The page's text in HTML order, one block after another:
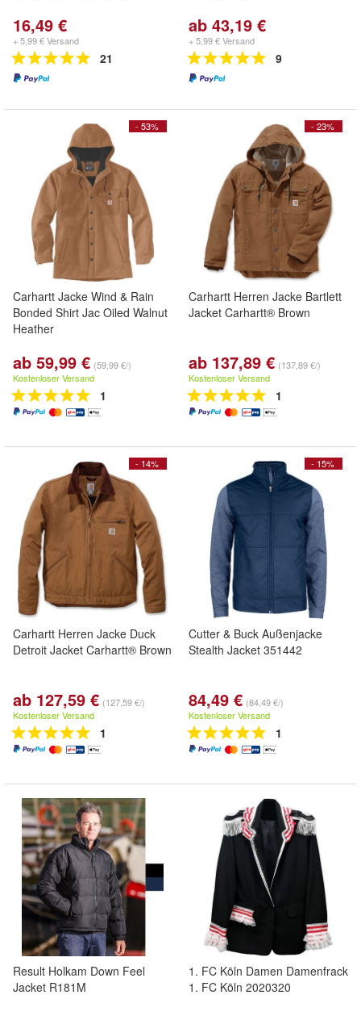
16,49 €
+ 5,99 € Versand
21
ab 43,19 €
+ 5,99 € Versand
9
- 53%
Carhartt Jacke Wind & Rain
Bonded Shirt Jac Oiled Walnut
Heather
ab 59,99 € (59,99 €/)
Kostenloser Versand
1
- 23%
Carhartt Herren Jacke Bartlett
Jacket Carhartt® Brown
ab 137,89 € (137,89 €/)
Kostenloser Versand
1
- 14%
Carhartt Herren Jacke Duck
Detroit Jacket Carhartt® Brown
ab 127,59 € (127,59 €/)
Kostenloser Versand
1
- 15%
Cutter & Buck Außenjacke
Stealth Jacket 351442
84,49 € (84,49 €/)
Kostenloser Versand
1
Result Holkam Down Feel
Jacket R181M
1. FC Köln Damen Damenfrack
1. FC Köln 2020320